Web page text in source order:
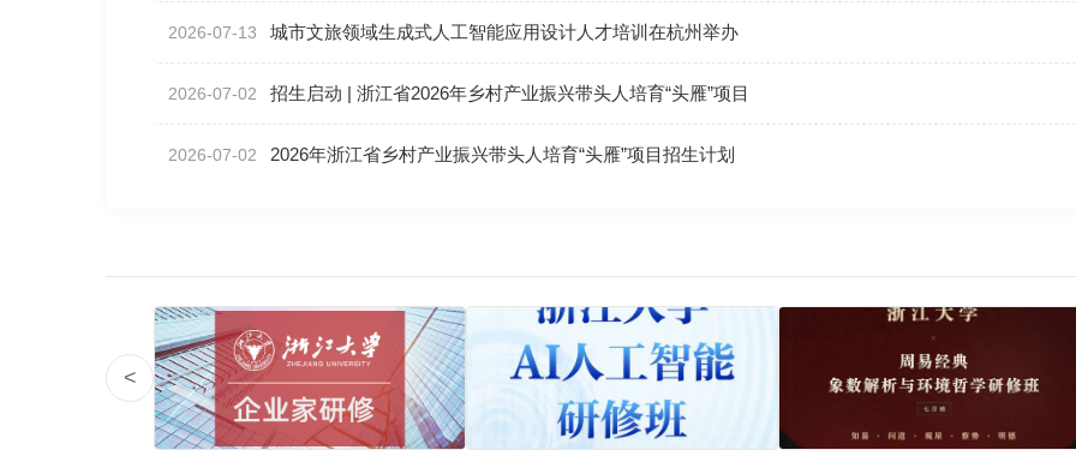
2026-07-13 城市文旅领域生成式人工智能应用设计人才培训在杭州举办
2026-07-02 招生启动 | 浙江省2026年乡村产业振兴带头人培育“头雁”项目
2026-07-02 2026年浙江省乡村产业振兴带头人培育“头雁”项目招生计划
<